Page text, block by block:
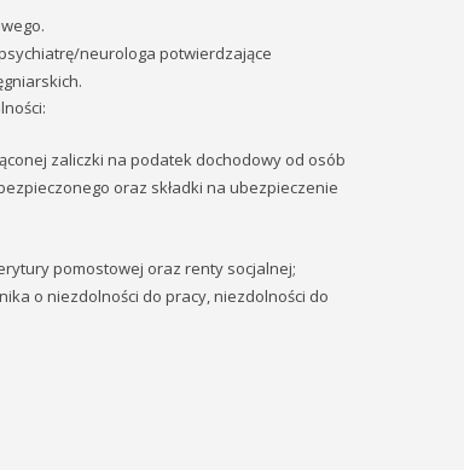
neurologa potwierdzające
zaliczki na podatek dochodowy od osób
oraz składki na ubezpieczenie
pomostowej oraz renty socjalnej;
o niezdolności do pracy, niezdolności do